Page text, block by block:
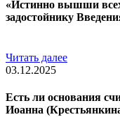
«Истинно вышши
задостойнику
Читать далее
03.12.2025
Есть ли основания
Иоанна